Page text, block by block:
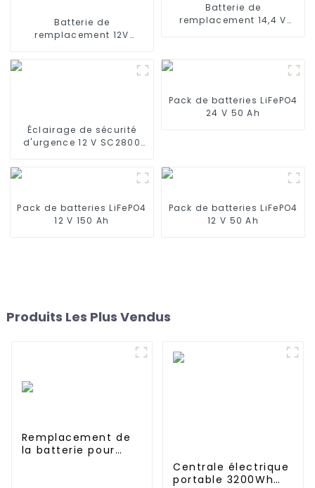
Batterie de
remplacement 12V
Batterie de
remplacement 14,4 V
Éclairage de sécurité
d'urgence 12 V SC2800
Pack de batteries LiFePO4
24 V 50 Ah
Pack de batteries LiFePO4
12 V 150 Ah
Pack de batteries LiFePO4
12 V 50 Ah
Produits Les Plus Vendus
Remplacement de
la batterie pour
Centrale électrique
portable 3200Wh